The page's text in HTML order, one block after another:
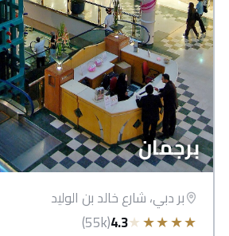
برجمان
بر دبي، شارع خالد بن الوليد
★
★
★
★
★
4.3
(55k)